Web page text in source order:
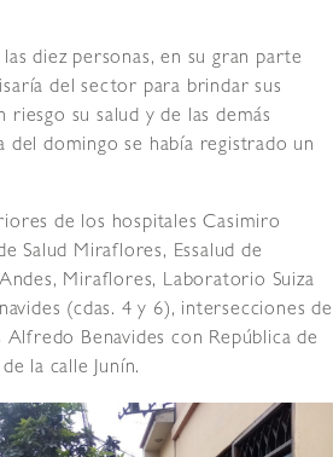
diez personas, en su gran parte
del sector para brindar sus
su salud y de las demás
del domingo se había registrado un
de los hospitales Casimiro
Salud Miraflores, Essalud de
Miraflores, Laboratorio Suiza
(cdas. 4 y 6), intersecciones de
Alfredo Benavides con República de
la calle Junín.